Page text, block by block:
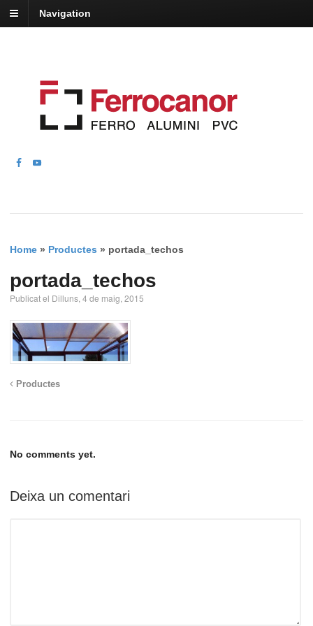
Navigation
Home » Productes » portada_techos
portada_techos
Publicat el Dilluns, 4 de maig, 2015
Productes
No comments yet.
Deixa un comentari